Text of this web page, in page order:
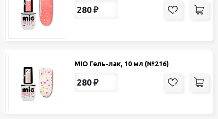
280 ₽
MIO Гель-лак, 10 мл (№216)
280 ₽